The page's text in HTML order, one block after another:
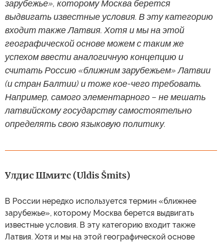
зарубежье», которому Москва берется
выдвигать известные условия. В эту категорию
входит также Латвия. Хотя и мы на этой
географической основе можем с таким же
успехом ввести аналогичную концепцию и
считать Россию «ближним зарубежьем» Латвии
(и стран Балтии) и тоже кое-чего требовать.
Например, самого элементарного – не мешать
латвийскому государству самостоятельно
определять свою языковую политику.
Улдис Шмитс (Uldis Šmits)
В России нередко используется термин «ближнее
зарубежье», которому Москва берется выдвигать
известные условия. В эту категорию входит также
Латвия. Хотя и мы на этой географической основе